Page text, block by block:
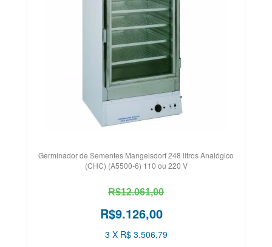
Germinador de Sementes Mangelsdorf 248 litros Analógico
(CHC) (A5500-6) 110 ou 220 V
R$12.061,00
R$9.126,00
3 X R$ 3.506,79